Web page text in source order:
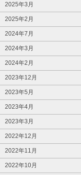
2025年3月
2025年2月
2024年7月
2024年3月
2024年2月
2023年12月
2023年5月
2023年4月
2023年3月
2022年12月
2022年11月
2022年10月